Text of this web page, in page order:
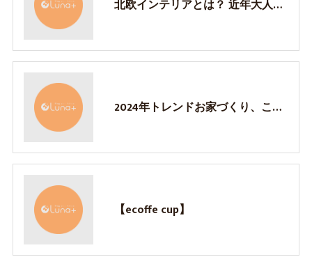
北欧インテリアとは？ 近年大人気のスタイル！ だからこそ知って欲しい北欧テイストの基礎
2024年トレンドお家づくり、これが来る！
【ecoffe cup】